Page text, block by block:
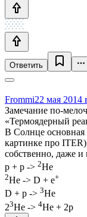
Ответить
Frommi22 мая 2014
Замечание по-
«Термоядерный
В Солнце основная
картинке про
собственно, даже и
p + p -> 2He
2He -> D + e+
D + p -> 3He
23He -> 4He + 2p